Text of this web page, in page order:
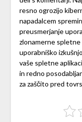
resno ogrozijo
napadalcem
preusmerjanje
zlonamerne
uporabniško
vaše spletne
in redno
za zaščito pred